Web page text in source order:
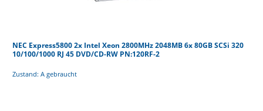
NEC Express5800 2x Intel Xeon 2800MHz 2048MB 6x 80GB SCSi 320
10/100/1000 RJ 45 DVD/CD-RW PN:120RF-2
Zustand: A gebraucht